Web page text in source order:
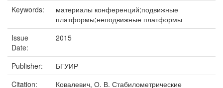
Keywords:
материалы конференций;подвижные
платформы;неподвижные платформы
Issue
Date:
2015
Publisher:
БГУИР
Citation:
Ковалевич, О. В. Стабилометрические